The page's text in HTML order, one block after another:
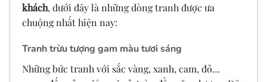
khách, dưới đây là những dòng tranh được ưa
chuộng nhất hiện nay:
Tranh trừu tượng gam màu tươi sáng
Những bức tranh với sắc vàng, xanh, cam, đỏ…